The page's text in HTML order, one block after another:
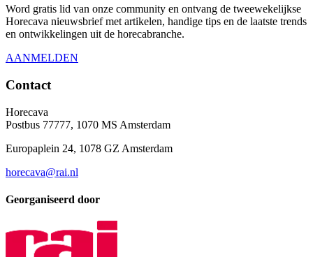
Word gratis lid van onze community en ontvang de tweewekelijkse
Horecava nieuwsbrief met artikelen, handige tips en de laatste trends
en ontwikkelingen uit de horecabranche.
AANMELDEN
Contact
Horecava
Postbus 77777, 1070 MS Amsterdam
Europaplein 24, 1078 GZ Amsterdam
horecava@rai.nl
Georganiseerd door